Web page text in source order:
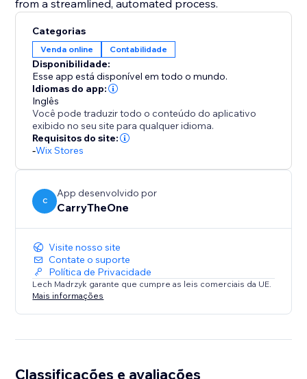
from a streamlined, automated process.
Categorias
Venda online Contabilidade
Disponibilidade:
Esse app está disponível em todo o mundo.
Idiomas do app:
Inglês
Você pode traduzir todo o conteúdo do aplicativo
exibido no seu site para qualquer idioma.
Requisitos do site:
-Wix Stores
C
App desenvolvido por
CarryTheOne
Visite nosso site
Contate o suporte
Política de Privacidade
Lech Madrzyk garante que cumpre as leis comerciais da UE.
Mais informações
Classificações e avaliações